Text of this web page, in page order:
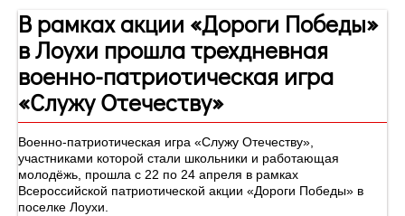
В рамках акции «Дороги Победы»
в Лоухи прошла трехдневная
военно-патриотическая игра
«Служу Отечеству»
Военно-патриотическая игра «Служу Отечеству»,
участниками которой стали школьники и работающая
молодёжь, прошла с 22 по 24 апреля в рамках
Всероссийской патриотической акции «Дороги Победы» в
поселке Лоухи.